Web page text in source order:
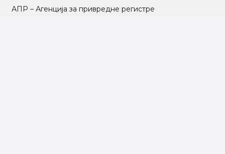
АПР – Агенција за привредне регистре